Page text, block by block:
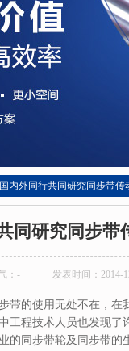
国内外同行共同研究同步带传
同研究同步带
： - 发表时间：2014-
带的使用无处不在，
工程技术人员也发现了
的同步带轮及同步带的